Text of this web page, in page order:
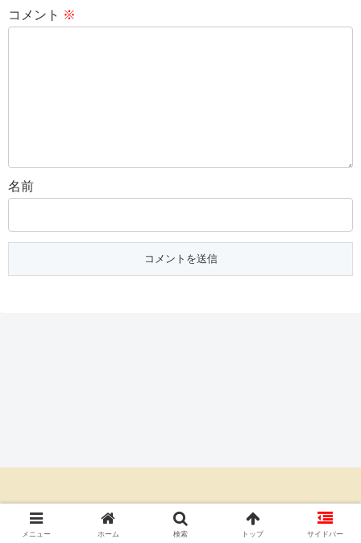
コメント ※
名前
© 2020 朝ドラあらすじネタバレ倶楽部.
メニュー ホーム 検索 トップ サイドバー